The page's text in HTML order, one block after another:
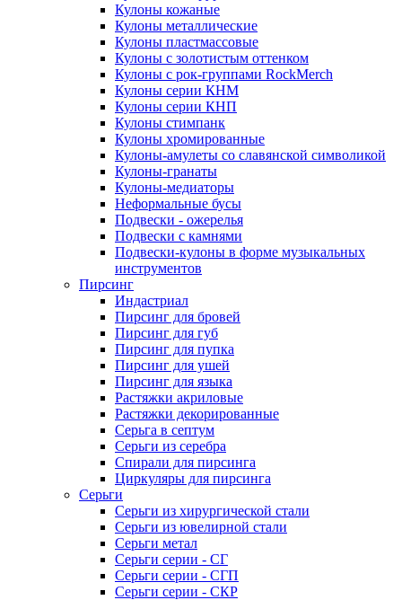
Кулоны кожаные
Кулоны металлические
Кулоны пластмассовые
Кулоны с золотистым оттенком
Кулоны с рок-группами RockMerch
Кулоны серии КНМ
Кулоны серии КНП
Кулоны стимпанк
Кулоны хромированные
Кулоны-амулеты со славянской символикой
Кулоны-гранаты
Кулоны-медиаторы
Неформальные бусы
Подвески - ожерелья
Подвески с камнями
Подвески-кулоны в форме музыкальных
инструментов
Пирсинг
Индастриал
Пирсинг для бровей
Пирсинг для губ
Пирсинг для пупка
Пирсинг для ушей
Пирсинг для языка
Растяжки акриловые
Растяжки декорированные
Серьга в септум
Серьги из серебра
Спирали для пирсинга
Циркуляры для пирсинга
Серьги
Серьги из хирургической стали
Серьги из ювелирной стали
Серьги метал
Серьги серии - СГ
Серьги серии - СГП
Серьги серии - СКР